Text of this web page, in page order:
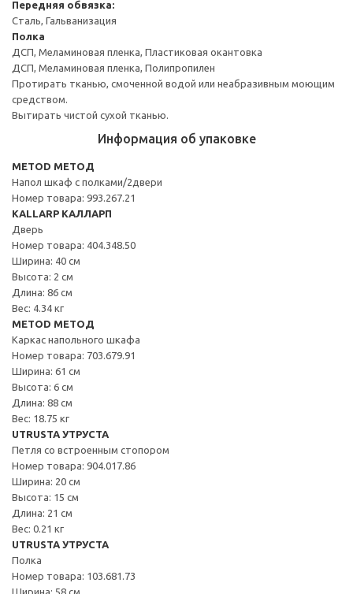
Передняя обвязка:
Сталь, Гальванизация
Полка
ДСП, Меламиновая пленка, Пластиковая окантовка
ДСП, Меламиновая пленка, Полипропилен
Протирать тканью, смоченной водой или неабразивным моющим
средством.
Вытирать чистой сухой тканью.
Информация об упаковке
METOD МЕТОД
Напол шкаф с полками/2двери
Номер товара: 993.267.21
KALLARP КАЛЛАРП
Дверь
Номер товара: 404.348.50
Ширина: 40 см
Высота: 2 см
Длина: 86 см
Вес: 4.34 кг
METOD МЕТОД
Каркас напольного шкафа
Номер товара: 703.679.91
Ширина: 61 см
Высота: 6 см
Длина: 88 см
Вес: 18.75 кг
UTRUSTA УТРУСТА
Петля со встроенным стопором
Номер товара: 904.017.86
Ширина: 20 см
Высота: 15 см
Длина: 21 см
Вес: 0.21 кг
UTRUSTA УТРУСТА
Полка
Номер товара: 103.681.73
Ширина: 58 см